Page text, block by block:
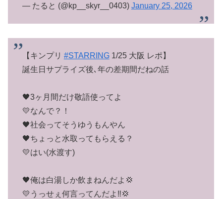
— たると (@kp__skyr__0403) January 25, 2026
【キンプリ #STARRING1/25 大阪 レポ】
誕生日サプライズ後､年の差期間だねの話
🖤3ヶ月間だけ敬語使ってよ
💛なんで？！
🖤社会ってそうゆうもんやん
🖤ちょっと水取ってもらえる？
💛はい(水渡す)
🖤俺は白湯しか飲まねんだよ💢
💛うっせぇ何言ってんだよ‼️💢